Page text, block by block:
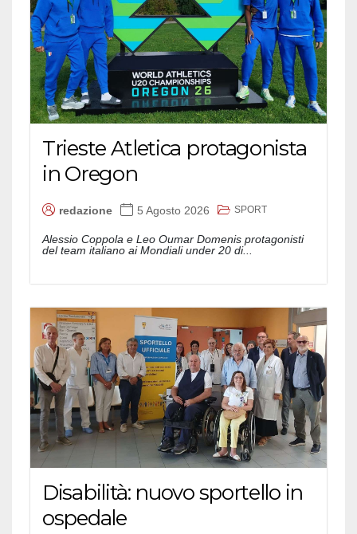
Trieste Atletica protagonista
in Oregon
redazione 5 Agosto 2026 SPORT
Alessio Coppola e Leo Oumar Domenis protagonisti
del team italiano ai Mondiali under 20 di...
Disabilità: nuovo sportello in
ospedale